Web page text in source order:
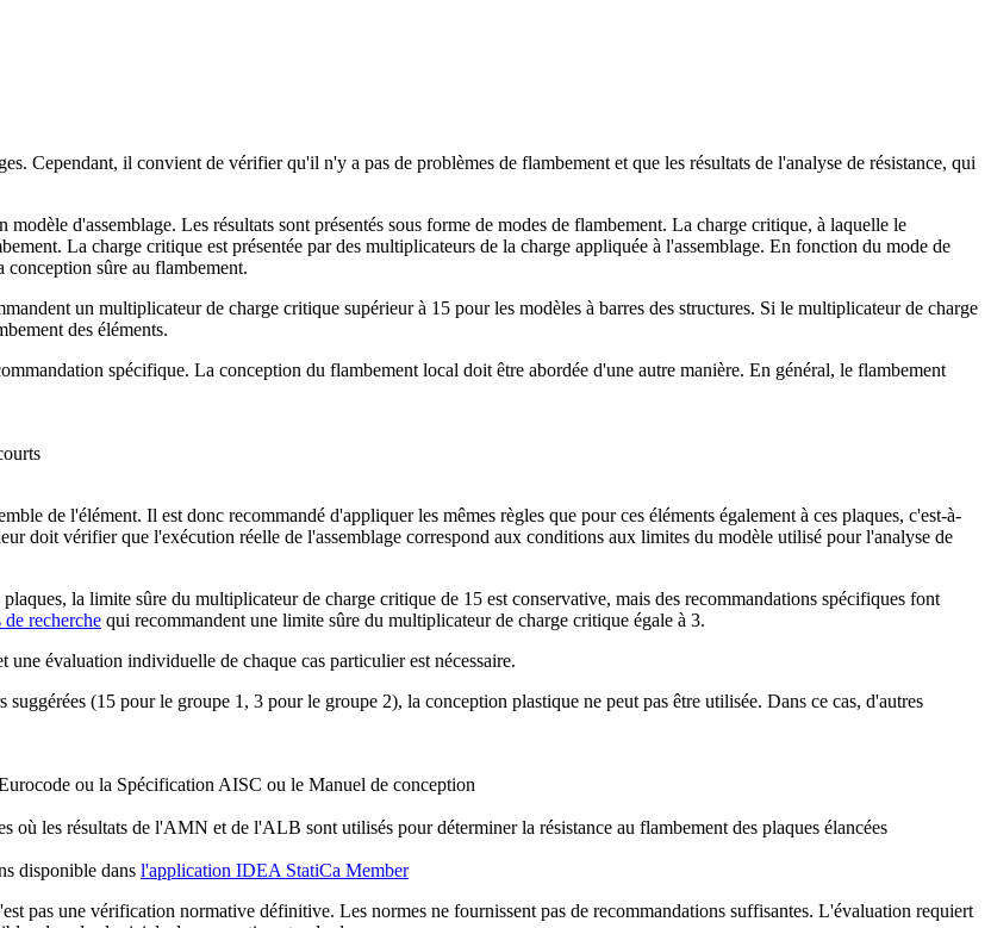
Cependant, il convient de vérifier qu'il n'y a pas de problèmes de flambement et que les résultats de l'analyse de résistance, qui
d'assemblage. Les résultats sont présentés sous forme de modes de flambement. La charge critique, à laquelle le
La charge critique est présentée par des multiplicateurs de la charge appliquée à l'assemblage. En fonction du mode de
sûre au flambement.
un multiplicateur de charge critique supérieur à 15 pour les modèles à barres des structures. Si le multiplicateur de charge
des éléments.
spécifique. La conception du flambement local doit être abordée d'une autre manière. En général, le flambement
de l'élément. Il est donc recommandé d'appliquer les mêmes règles que pour ces éléments également à ces plaques, c'est-à-
doit vérifier que l'exécution réelle de l'assemblage correspond aux conditions aux limites du modèle utilisé pour l'analyse de
la limite sûre du multiplicateur de charge critique de 15 est conservative, mais des recommandations spécifiques font
recherche qui recommandent une limite sûre du multiplicateur de charge critique égale à 3.
évaluation individuelle de chaque cas particulier est nécessaire.
(15 pour le groupe 1, 3 pour le groupe 2), la conception plastique ne peut pas être utilisée. Dans ce cas, d'autres
ou la Spécification AISC ou le Manuel de conception
les résultats de l'AMN et de l'ALB sont utilisés pour déterminer la résistance au flambement des plaques élancées
disponible dans l'application IDEA StatiCa Member
pas une vérification normative définitive. Les normes ne fournissent pas de recommandations suffisantes. L'évaluation requiert